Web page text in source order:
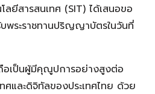
ลยีสารสนเทศ (SIT) ได้เสนอขอ
พระราชทานปริญญาบัตรในวันที่
เป็นผู้มีคุณูปการอย่างสูงต่อ
ศและดิจิทัลของประเทศไทย ด้วย